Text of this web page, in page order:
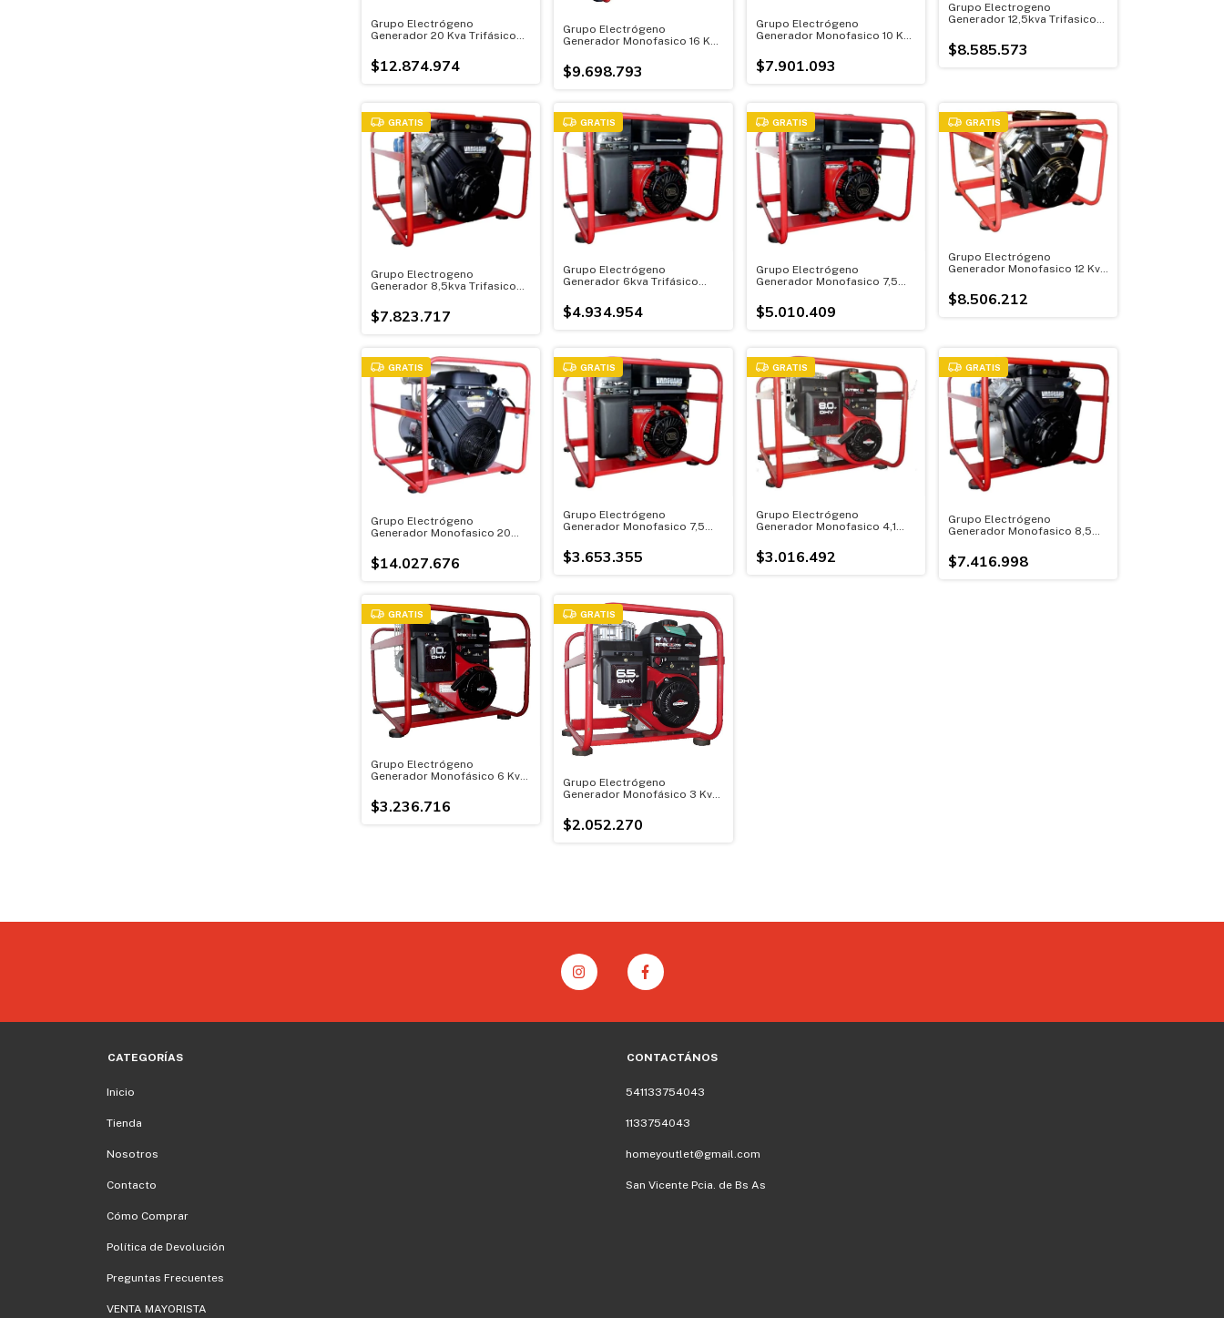
Grupo Electrógeno
Generador 20 Kva Trifásico
$12.874.974
Grupo Electrógeno
Generador Monofasico 16 Kva
$9.698.793
Grupo Electrógeno
Generador Monofasico 10 Kva
$7.901.093
Grupo Electrogeno
Generador 12,5kva Trifasico
$8.585.573
GRATIS
Grupo Electrogeno
Generador 8,5kva Trifasico
$7.823.717
GRATIS
Grupo Electrógeno
Generador 6kva Trifásico
$4.934.954
GRATIS
Grupo Electrógeno
Generador Monofasico 7,5
$5.010.409
GRATIS
Grupo Electrógeno
Generador Monofasico 12 Kva
$8.506.212
GRATIS
Grupo Electrógeno
Generador Monofasico 20
$14.027.676
GRATIS
Grupo Electrógeno
Generador Monofasico 7,5
$3.653.355
GRATIS
Grupo Electrógeno
Generador Monofasico 4,1
$3.016.492
GRATIS
Grupo Electrógeno
Generador Monofasico 8,5
$7.416.998
GRATIS
Grupo Electrógeno
Generador Monofásico 6 Kva
$3.236.716
GRATIS
Grupo Electrógeno
Generador Monofásico 3 Kva
$2.052.270
CATEGORÍAS
Inicio
Tienda
Nosotros
Contacto
Cómo Comprar
Política de Devolución
Preguntas Frecuentes
VENTA MAYORISTA
CONTACTÁNOS
541133754043
1133754043
homeyoutlet@gmail.com
San Vicente Pcia. de Bs As